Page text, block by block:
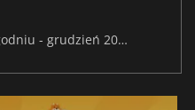
Premiery gier wideo w tym tygodniu - grudzień 2025 (tydzień 49)